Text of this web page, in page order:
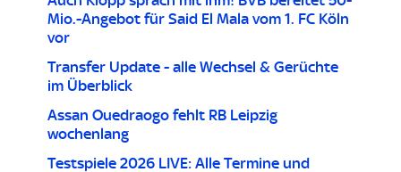
Mio.-Angebot für Said El Mala vom 1. FC Köln
vor
Transfer Update - alle Wechsel & Gerüchte
im Überblick
Assan Ouedraogo fehlt RB Leipzig
wochenlang
Testspiele 2026 LIVE: Alle Termine und